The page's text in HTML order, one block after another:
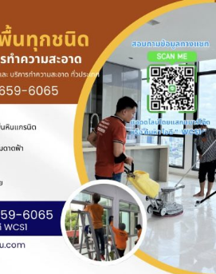
นขัด อบต.แหลมบัวนครปฐม
ร.0616596065 ไลน์ WCS1